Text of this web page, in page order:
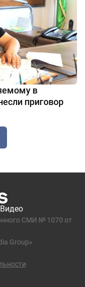
в
приговор
Видео
СМИ № 1070 от
Group»